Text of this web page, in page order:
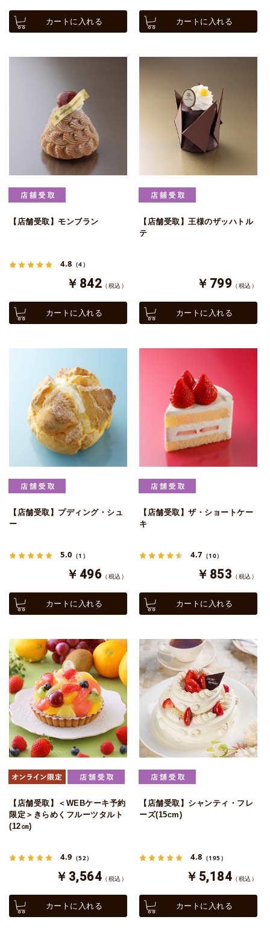
カートに入れる カートに入れる
【店舗受取】モンブラン
4.8 （4）
￥842 （税込）
カートに入れる
【店舗受取】王様のザッハトル
テ
￥799 （税込）
カートに入れる
【店舗受取】プディング・シュ
ー
5.0 （1）
￥496 （税込）
カートに入れる
【店舗受取】ザ・ショートケー
キ
4.7 （10）
￥853 （税込）
カートに入れる
【店舗受取】＜WEBケーキ予約
限定＞きらめくフルーツタルト
(12㎝)
4.9 （52）
￥3,564 （税込）
カートに入れる
【店舗受取】シャンティ・フレ
ーズ(15cm)
4.8 （195）
￥5,184 （税込）
カートに入れる